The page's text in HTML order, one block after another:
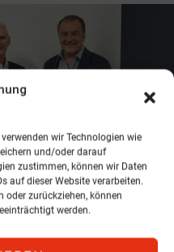
wir Technologien wie
und/oder darauf
zustimmen, können wir Daten
auf dieser Website verarbeiten.
oder zurückziehen, können
werden.